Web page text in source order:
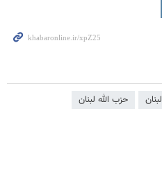
لبنان
حزب الله لبنان